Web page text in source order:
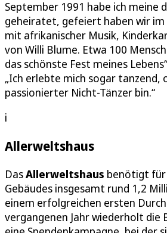
September 1991 habe ich meine
geheiratet, gefeiert haben wir im
mit afrikanischer Musik,
von Willi Blume. Etwa 100
das schönste Fest meines
„Ich erlebte mich sogar tanzend,
passionierter Nicht-Tänzer bin.“
i
Allerweltshaus
DasAllerweltshaus benötigt für
Gebäudes insgesamt rund 1,2
einem erfolgreichen ersten
vergangenen Jahr wiederholt die